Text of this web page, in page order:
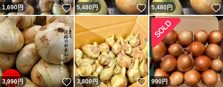
1,690円 いいね！
5,480円 いいね！
5,480円
3,990円 いいね！
3,800円 いいね！
990円